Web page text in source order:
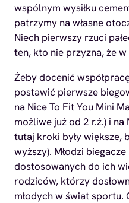
wspólnym wysiłku
patrzymy na własne
Niech pierwszy rzuci
ten, kto nie przyzna, że
Żeby docenić
postawić pierwsze
na Nice To Fit You Mini
możliwe już od 2 r.ż.) i
tutaj kroki były większe,
wyższy). Młodzi
dostosowanych do ich
rodziców, którzy
młodych w świat sportu.